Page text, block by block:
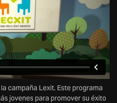
campaña Lexit. Este programa
jovenes para promover su éxito